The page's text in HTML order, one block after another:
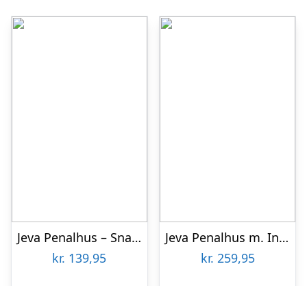
Jeva Penalhus – Snap – Space
kr. 139,95
Jeva Penalhus m. Indhold – Twozip – Rainbow Mermaid
kr. 259,95